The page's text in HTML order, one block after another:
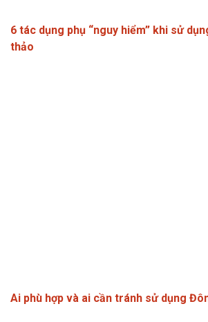
6 tác dụng phụ “nguy hiểm” khi sử
thảo
Ai phù hợp và ai cần tránh sử dụng